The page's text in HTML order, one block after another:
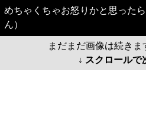
めちゃくちゃお怒りかと思った
ん）
まだまだ画像は続きま
↓ スクロールで